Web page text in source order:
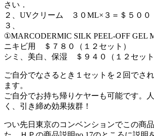
さい．
２、UVクリーム ３０ML×３＝＄５００
３、
①MARCODERMIC SILK PEEL-OFF GEL
ニキビ用 ＄７８０（１２セット）
シミ、美白、保湿 ＄９４０（１２セット
ご自分でなさるとき１セットを２回でさ
ます。
ご自分でお持ち帰りケヤーも可能です。
く、引き締め効果抜群！
つい先日東京のコンベンションでこの商